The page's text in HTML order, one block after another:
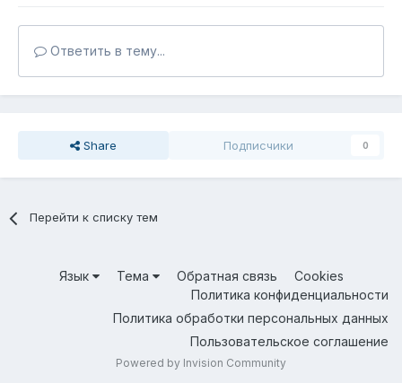
Ответить в тему...
Share Подписчики 0
Перейти к списку тем
Язык Тема Обратная связь
Cookies
Политика конфиденциальности
Политика обработки персональных данных
Пользовательское соглашение
Powered by Invision Community